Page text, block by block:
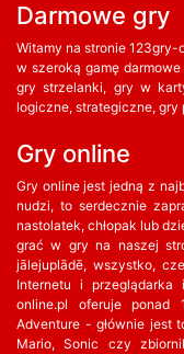
Darmowe gry
Witamy na stronie
w szeroką gamę
gry strzelanki, gry w
logiczne, strategiczne,
Gry online
Gry online jest jedną z
nudzi, to serdecznie
nastolatek, chłopak lub
grać w gry na naszej
jālejuplādē, wszystko,
Internetu i przeglądarka
online.pl oferuje ponad
Adventure - głównie jest
Mario, Sonic czy